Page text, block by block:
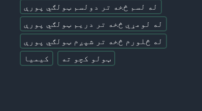
له لسم څخه تر دولسم ټولګي پورې
له لومړي څخه تر دریم ټولګي پورې
له څلورم څخه تر شپږم ټولګي پورې
ټولو کچو ته
کیمیا